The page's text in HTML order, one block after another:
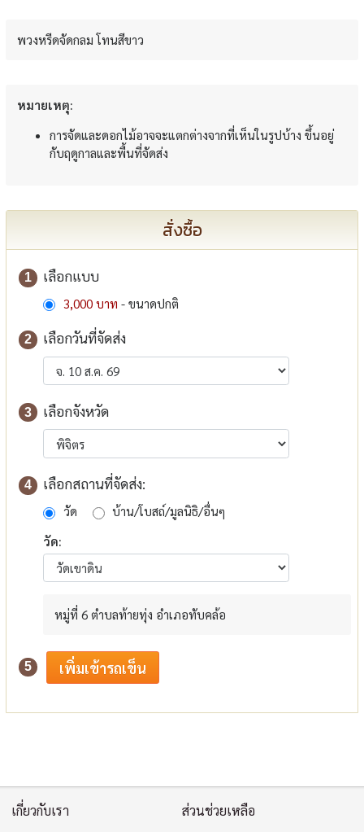
พวงหรีดจัดกลม โทนสีขาว
หมายเหตุ:
การจัดและดอกไม้อาจจะแตกต่างจากที่เห็นในรูปบ้าง ขึ้นอยู่
กับฤดูกาลและพื้นที่จัดส่ง
สั่งซื้อ
1 เลือกแบบ
3,000 บาท - ขนาดปกติ
2 เลือกวันที่จัดส่ง
3 เลือกจังหวัด
4 เลือกสถานที่จัดส่ง:
วัด
บ้าน/โบสถ์/มูลนิธิ/อื่นๆ
วัด:
หมู่ที่ 6 ตำบลท้ายทุ่ง อำเภอทับคล้อ
5
เกี่ยวกับเรา ส่วนช่วยเหลือ